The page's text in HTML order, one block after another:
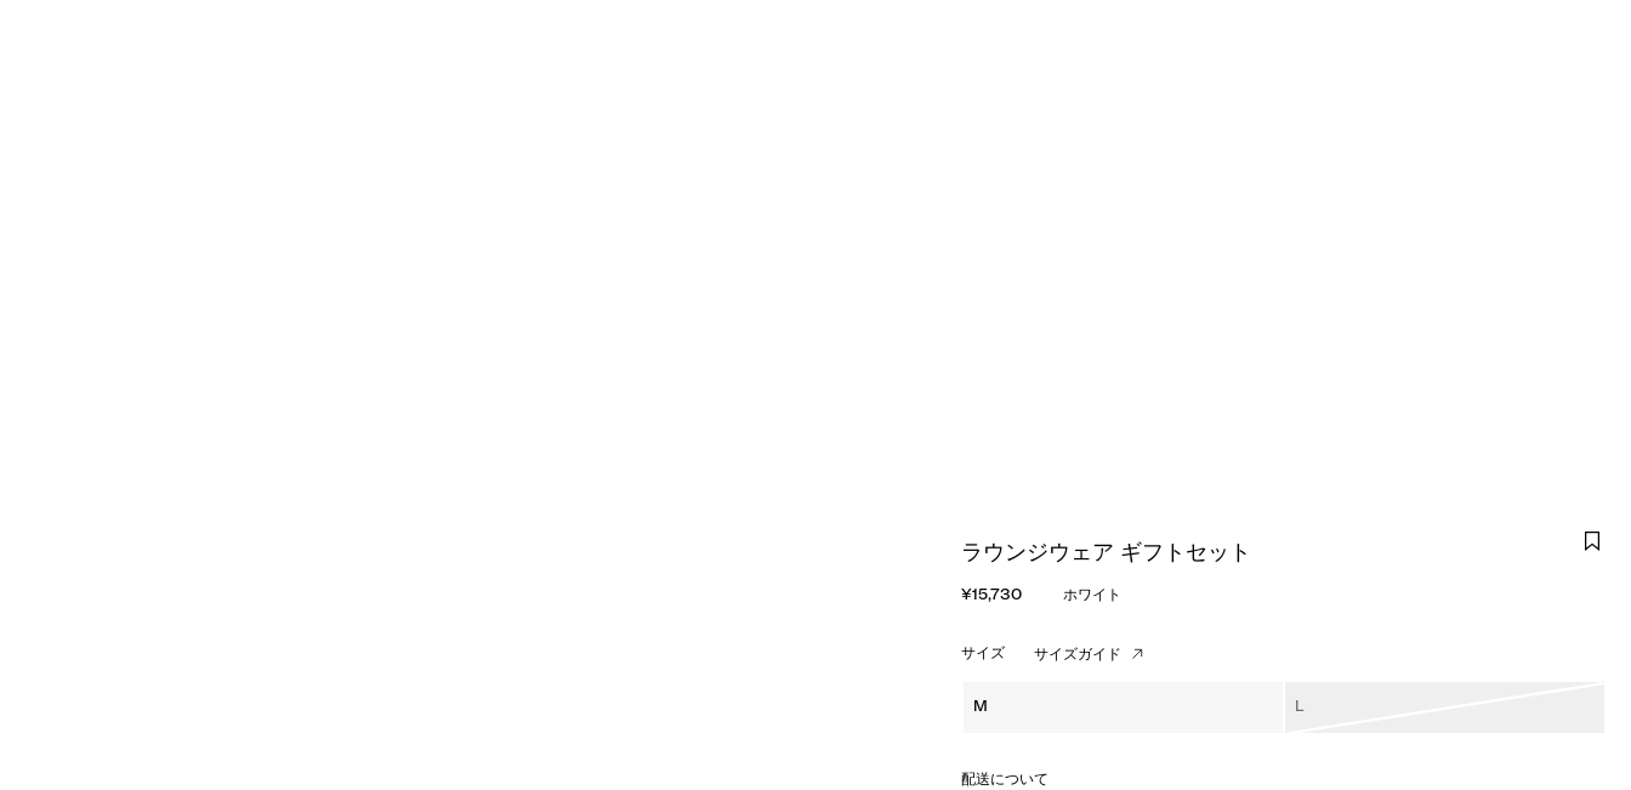
ラウンジウェア ギフトセット
¥15,730 ホワイト
サイズ サイズガイド
M L
配送について